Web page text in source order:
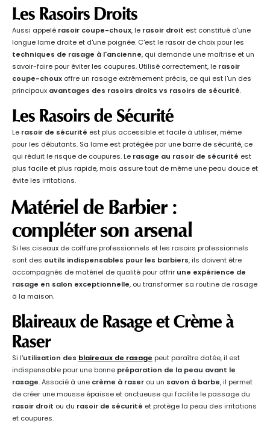
Les Rasoirs Droits
Aussi appelé rasoir coupe-choux, le rasoir droit est constitué d'une
longue lame droite et d'une poignée. C'est le rasoir de choix pour les
techniques de rasage à l'ancienne, qui demande une maîtrise et un
savoir-faire pour éviter les coupures. Utilisé correctement, le rasoir
coupe-choux offre un rasage extrêmement précis, ce qui est l'un des
principaux avantages des rasoirs droits vs rasoirs de sécurité.
Les Rasoirs de Sécurité
Le rasoir de sécurité est plus accessible et facile à utiliser, même
pour les débutants. Sa lame est protégée par une barre de sécurité, ce
qui réduit le risque de coupures. Le rasage au rasoir de sécurité est
plus facile et plus rapide, mais assure tout de même une peau douce et
évite les irritations.
Matériel de Barbier :
compléter son arsenal
Si les ciseaux de coiffure professionnels et les rasoirs professionnels
sont des outils indispensables pour les barbiers, ils doivent être
accompagnés de matériel de qualité pour offrir une expérience de
rasage en salon exceptionnelle, ou transformer sa routine de rasage
à la maison.
Blaireaux de Rasage et Crème à
Raser
Si l'utilisation des blaireaux de rasage peut paraître datée, il est
indispensable pour une bonne préparation de la peau avant le
rasage. Associé à une crème à raser ou un savon à barbe, il permet
de créer une mousse épaisse et onctueuse qui facilite le passage du
rasoir droit ou du rasoir de sécurité et protège la peau des irritations
et coupures.